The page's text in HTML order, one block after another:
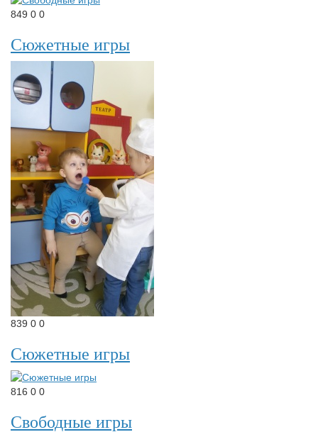
849 0 0
Сюжетные игры
839 0 0
Сюжетные игры
816 0 0
Свободные игры